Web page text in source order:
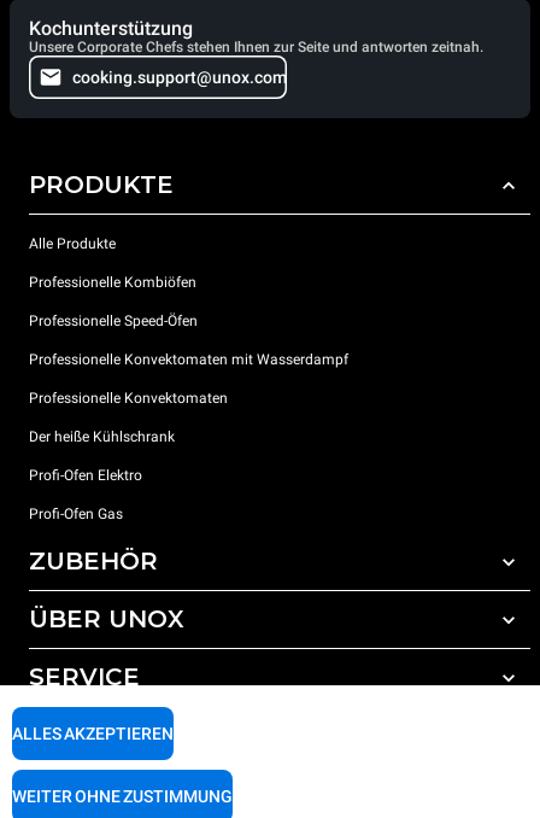
Kochunterstützung
Unsere Corporate Chefs stehen Ihnen zur Seite und antworten zeitnah.
cooking.support@unox.com
PRODUKTE
Alle Produkte
Professionelle Kombiöfen
Professionelle Speed-Öfen
Professionelle Konvektomaten mit Wasserdampf
Professionelle Konvektomaten
Der heiße Kühlschrank
Profi-Ofen Elektro
Profi-Ofen Gas
ZUBEHÖR
Gesamtes Zubehör
Wasseraufbereitung mit Kunstharzfiltern
Wasseraufbereitung durch Umkehrosmose
ÜBER UNOX
Unsere Standorte weltweit
SERVICE
Unox garantie
Händler Suche
ALLES AKZEPTIEREN
WEITER OHNE ZUSTIMMUNG